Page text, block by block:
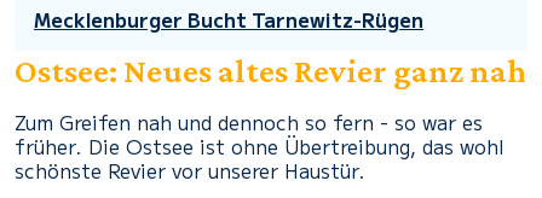
Mecklenburger Bucht Tarnewitz-Rügen
Ostsee: Neues altes Revier ganz nah
Zum Greifen nah und dennoch so fern - so war es
früher. Die Ostsee ist ohne Übertreibung, das wohl
schönste Revier vor unserer Haustür.